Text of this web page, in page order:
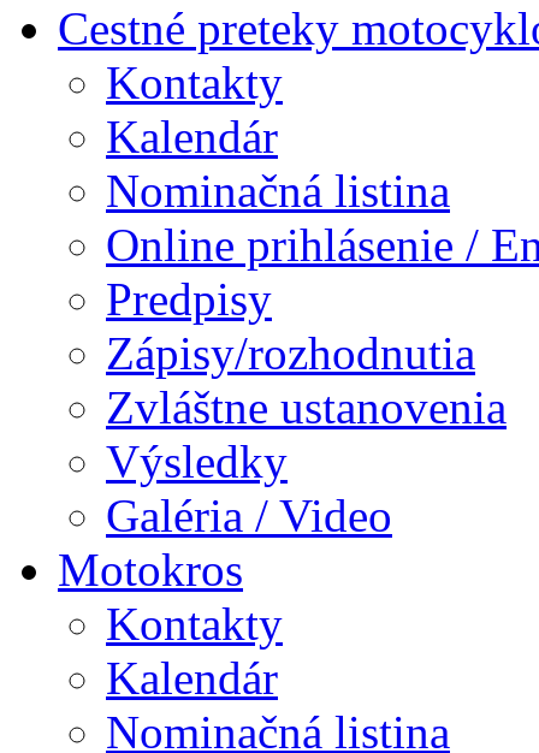
Cestné preteky
Kontakty
Kalendár
Nominačná listina
Online prihlásenie /
Predpisy
Zápisy/rozhodnutia
Zvláštne ustanovenia
Výsledky
Galéria / Video
Motokros
Kontakty
Kalendár
Nominačná listina